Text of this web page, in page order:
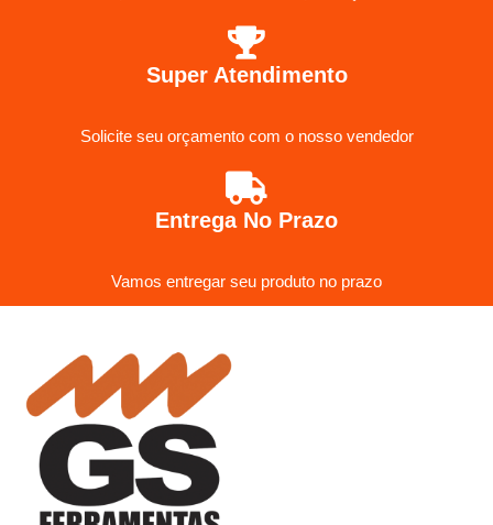
Super Atendimento
Solicite seu orçamento com o nosso vendedor
Entrega No Prazo
Vamos entregar seu produto no prazo